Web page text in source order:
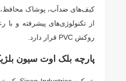
کیف‌های ضدآب، پوشاک محافظ،
از تکنولوژی‌های پیشرفته و با
روکش PVC قرار دارد.
پارچه بلک اوت سیون